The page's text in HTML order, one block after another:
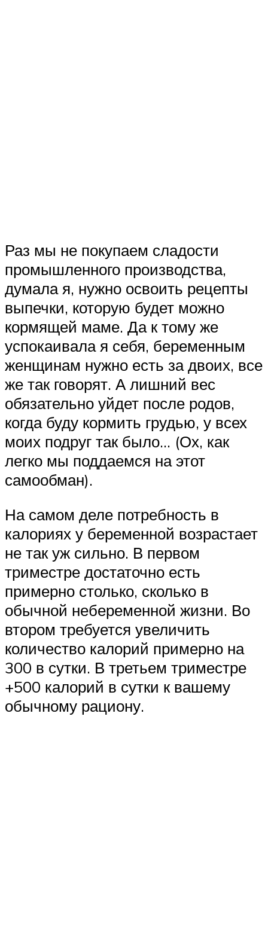
Раз мы не покупаем сладости
промышленного производства,
думала я, нужно освоить рецепты
выпечки, которую будет можно
кормящей маме. Да к тому же
успокаивала я себя, беременным
женщинам нужно есть за двоих, все
же так говорят. А лишний вес
обязательно уйдет после родов,
когда буду кормить грудью, у всех
моих подруг так было… (Ох, как
легко мы поддаемся на этот
самообман).
На самом деле потребность в
калориях у беременной возрастает
не так уж сильно. В первом
триместре достаточно есть
примерно столько, сколько в
обычной небеременной жизни. Во
втором требуется увеличить
количество калорий примерно на
300 в сутки. В третьем триместре
+500 калорий в сутки к вашему
обычному рациону.